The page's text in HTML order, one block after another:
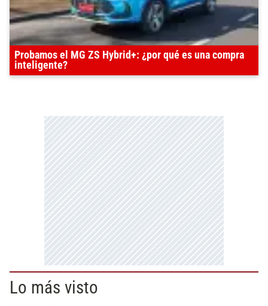
Probamos el MG ZS Hybrid+: ¿por qué es una compra
inteligente?
Lo más visto